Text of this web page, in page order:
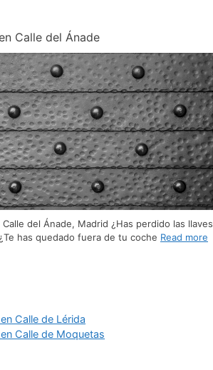
Calle del Ánade
del Ánade, Madrid ¿Has perdido las llaves
has quedado fuera de tu coche Read more
Calle de Lérida
Calle de Moquetas